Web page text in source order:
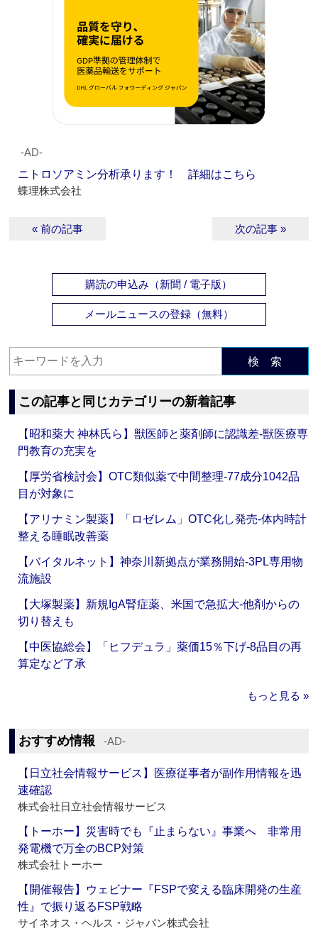
‐AD‐
ニトロソアミン分析承ります！ 詳細はこちら
蝶理株式会社
« 前の記事 次の記事 »
購読の申込み（新聞 / 電子版）
メールニュースの登録（無料）
検 索
この記事と同じカテゴリーの新着記事
【昭和薬大 神林氏ら】獣医師と薬剤師に認識差‐獣医療専
門教育の充実を
【厚労省検討会】OTC類似薬で中間整理‐77成分1042品
目が対象に
【アリナミン製薬】「ロゼレム」OTC化し発売‐体内時計
整える睡眠改善薬
【バイタルネット】神奈川新拠点が業務開始‐3PL専用物
流施設
【大塚製薬】新規IgA腎症薬、米国で急拡大‐他剤からの
切り替えも
【中医協総会】「ヒフデュラ」薬価15％下げ‐8品目の再
算定など了承
もっと見る »
おすすめ情報 ‐AD‐
【日立社会情報サービス】医療従事者が副作用情報を迅
速確認
株式会社日立社会情報サービス
【トーホー】災害時でも『止まらない』事業へ 非常用
発電機で万全のBCP対策
株式会社トーホー
【開催報告】ウェビナー『FSPで変える臨床開発の生産
性』で振り返るFSP戦略
サイネオス・ヘルス・ジャパン株式会社